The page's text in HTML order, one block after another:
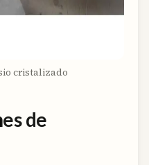
cristalizado
de